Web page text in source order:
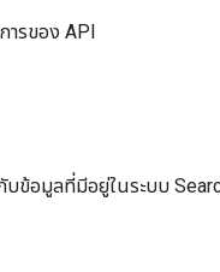
ารของ API
บข้อมูลที่มีอยู่ในระบบ